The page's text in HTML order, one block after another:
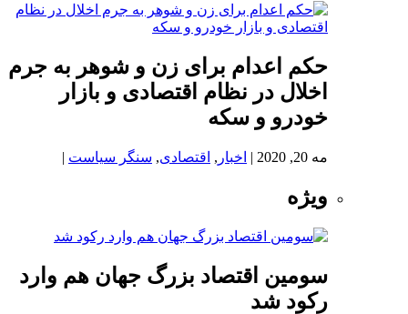
حکم اعدام برای زن و شوهر به جرم
اخلال در نظام اقتصادی و بازار
خودرو و سکه
مه 20, 2020 | اخبار , اقتصادی, سنگر سیاست |
ویژه
سومین اقتصاد بزرگ جهان هم وارد
رکود شد